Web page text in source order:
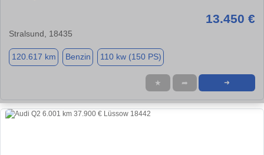
13.450 €
Stralsund, 18435
120.617 km Benzin 110 kw (150 PS)
★ ➦ ➜